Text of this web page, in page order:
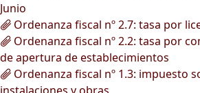
Junio
Ordenanza fiscal nº 2.7: tasa por
Ordenanza fiscal nº 2.2: tasa por
de apertura de establecimientos
Ordenanza fiscal nº 1.3: impuesto